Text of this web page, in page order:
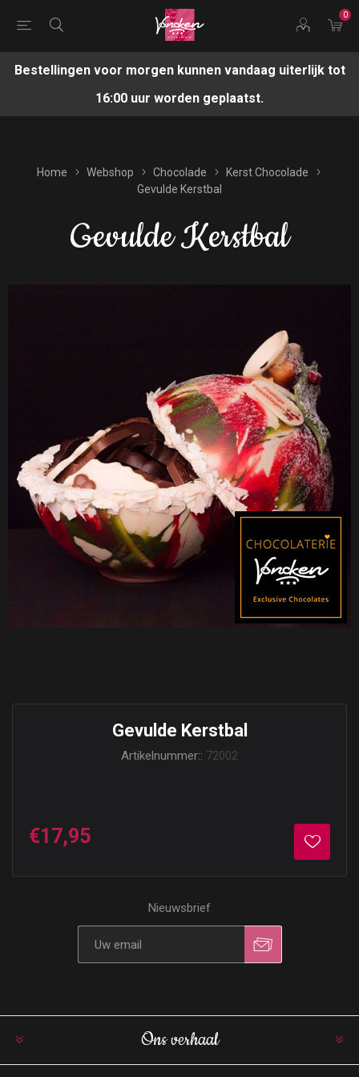
0
Bestellingen voor morgen kunnen vandaag uiterlijk tot
16:00 uur worden geplaatst.
Home Webshop Chocolade
Kerst Chocolade
Gevulde Kerstbal
Gevulde Kerstbal
Gevulde Kerstbal
Artikelnummer:: 72002
€17,95
Nieuwsbrief
Ons verhaal